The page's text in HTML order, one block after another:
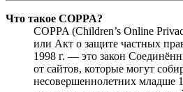
Что такое COPPA?
COPPA (Children’s Online
или Акт о защите частных
1998 г. — это закон
от сайтов, которые могут
несовершеннолетних младше